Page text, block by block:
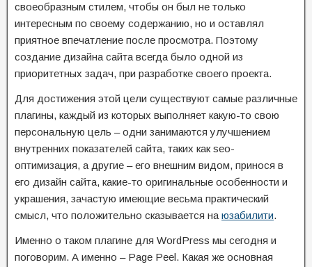
своеобразным стилем, чтобы он был не только
интересным по своему содержанию, но и оставлял
приятное впечатление после просмотра. Поэтому
создание дизайна сайта всегда было одной из
приоритетных задач, при разработке своего проекта.
Для достижения этой цели существуют самые различные
плагины, каждый из которых выполняет какую-то свою
персональную цель – одни занимаются улучшением
внутренних показателей сайта, таких как seo-
оптимизация, а другие – его внешним видом, принося в
его дизайн сайта, какие-то оригинальные особенности и
украшения, зачастую имеющие весьма практический
смысл, что положительно сказывается на юзабилити.
Именно о таком плагине для WordPress мы сегодня и
поговорим. А именно – Page Peel. Какая же основная